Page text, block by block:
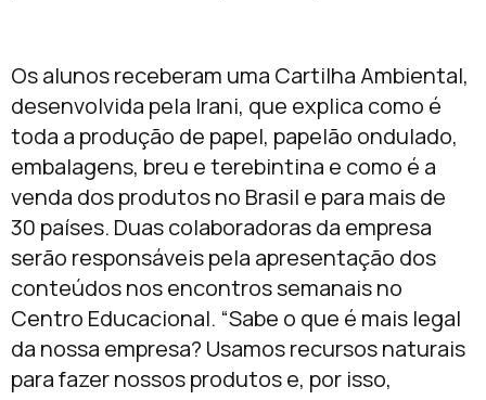
Os alunos receberam uma Cartilha Ambiental,
desenvolvida pela Irani, que explica como é
toda a produção de papel, papelão ondulado,
embalagens, breu e terebintina e como é a
venda dos produtos no Brasil e para mais de
30 países. Duas colaboradoras da empresa
serão responsáveis pela apresentação dos
conteúdos nos encontros semanais no
Centro Educacional. “Sabe o que é mais legal
da nossa empresa? Usamos recursos naturais
para fazer nossos produtos e, por isso,